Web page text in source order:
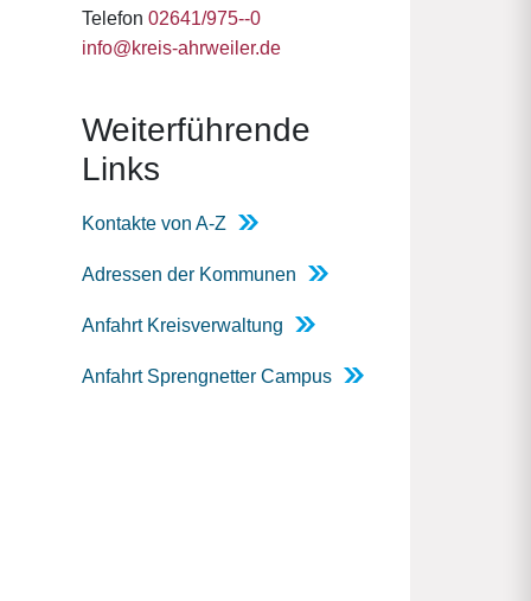
Telefon 02641/975--0
info@kreis-ahrweiler.de
Weiterführende
Links
Kontakte von A-Z
Adressen der Kommunen
Anfahrt Kreisverwaltung
Anfahrt Sprengnetter Campus